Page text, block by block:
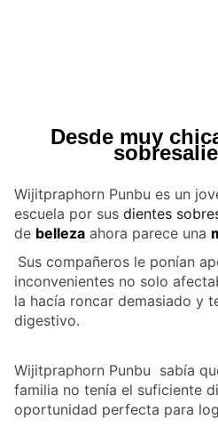
Desde muy
Wijitpraphorn Punbu es un
escuela por sus dientes
de belleza ahora parece una
Sus compañeros le ponían
inconvenientes no solo
la hacía roncar demasiado y
digestivo.
Wijitpraphorn Punbu sabía
familia no tenía el suficiente
oportunidad perfecta para